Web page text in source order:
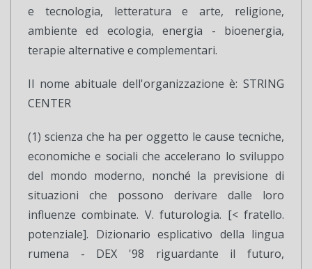
e tecnologia, letteratura e arte, religione,
ambiente ed ecologia, energia - bioenergia,
terapie alternative e complementari.
Il nome abituale dell'organizzazione è: STRING
CENTER
(1) scienza che ha per oggetto le cause tecniche,
economiche e sociali che accelerano lo sviluppo
del mondo moderno, nonché la previsione di
situazioni che possono derivare dalle loro
influenze combinate. V. futurologia. [< fratello.
potenziale]. Dizionario esplicativo della lingua
rumena - DEX '98 riguardante il futuro,